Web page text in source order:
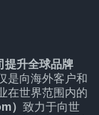
提升全球品牌
是向海外客户和
在世界范围内的
） 致力于向世